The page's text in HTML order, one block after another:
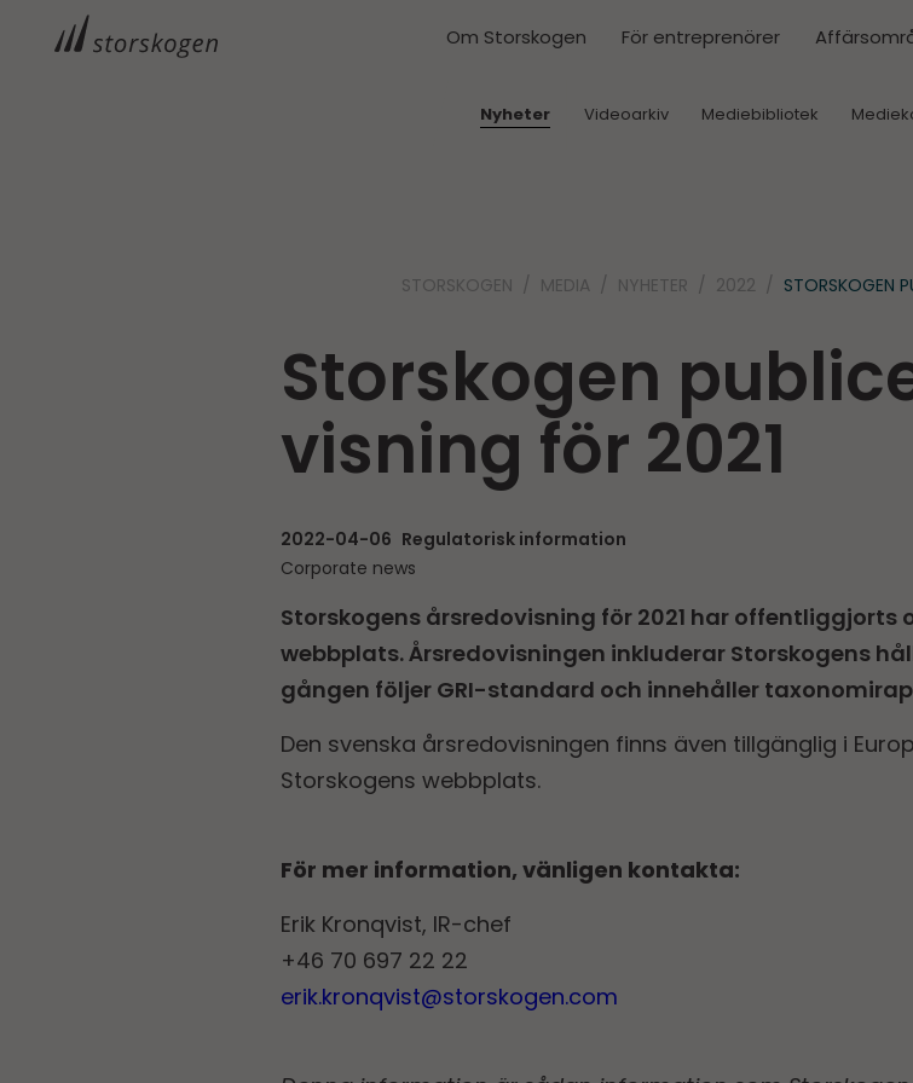
Om Storskogen För entreprenörer
Nyheter Videoarkiv Mediebibliotek
STORSKOGEN MEDIA NYHETER 2022 STORSKOGEN
Storskogen
visning för 2021
2022-04-06 Regulatorisk information
Corporate news
Storskogens årsredo­visning för 2021 har
webbplats. Årsredo­visningen inkluderar Storskogens
gången följer GRI-standard och innehåller
Den svenska årsredo­visningen finns även tillgänglig i
Storskogens webbplats.
För mer information, vänligen kontakta:
Erik Kronqvist, IR-chef
+46 70 697 22 22
erik.kronqvist@storskogen.com